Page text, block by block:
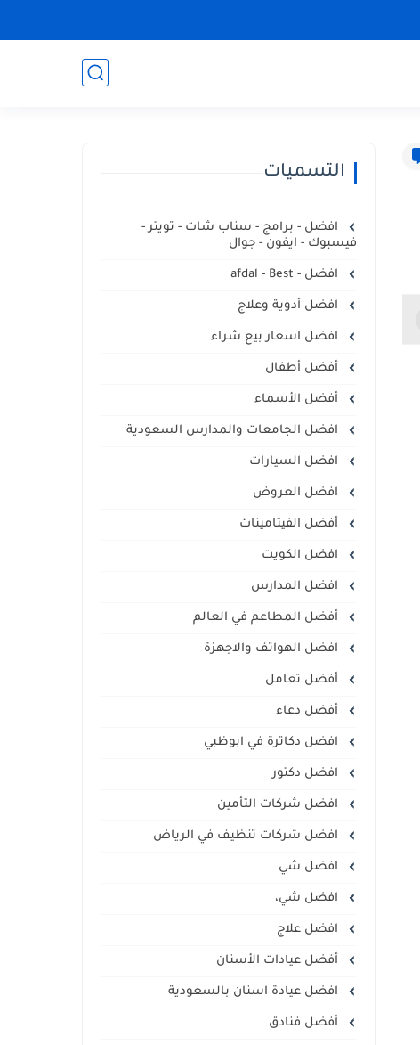
التسميات
افضل - برامج - سناب شات - تويتر -
فيسبوك - ايفون - جوال
افضل - afdal - Best
افضل أدوية وعلاج
افضل اسعار بيع شراء
أفضل أطفال
أفضل الأسماء
افضل الجامعات والمدارس السعودية
افضل السيارات
افضل العروض
أفضل الفيتامينات
افضل الكويت
افضل المدارس
أفضل المطاعم في العالم
افضل الهواتف والاجهزة
أفضل تعامل
أفضل دعاء
افضل دكاترة في ابوظبي
افضل دكتور
افضل شركات التأمين
افضل شركات تنظيف في الرياض
افضل شي
افضل شي،
افضل علاج
أفضل عيادات الأسنان
افضل عيادة اسنان بالسعودية
أفضل فنادق